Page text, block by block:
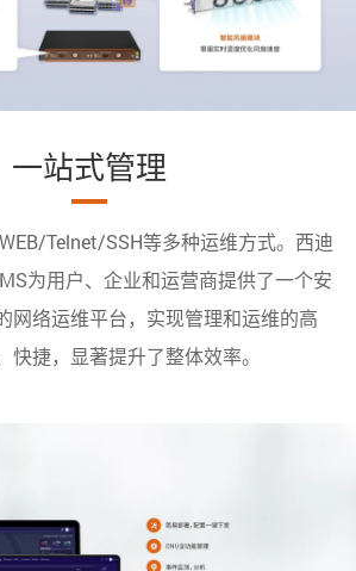
一站式管理
Telnet/SSH等多种运维方式。西迪
为用户、企业和运营商提供了一个安
网络运维平台，实现管理和运维的高
快捷，显著提升了整体效率。